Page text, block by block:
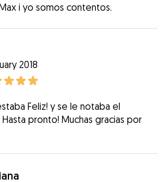
i yo somos contentos.
2018
Feliz! y se le notaba el
pronto! Muchas gracias por